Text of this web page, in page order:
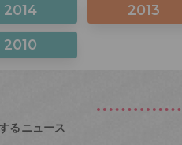
2014 2013
2010
るニュース